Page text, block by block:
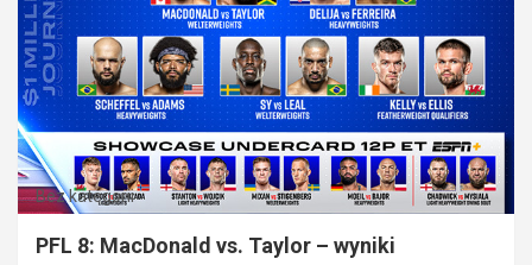
Bez kategorii
PFL 8: MacDonald vs. Taylor – wyniki